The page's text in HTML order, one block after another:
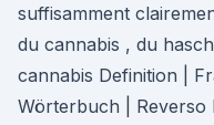
suffisamment
du cannabis , du
cannabis Definition |
Wörterbuch | Reverso